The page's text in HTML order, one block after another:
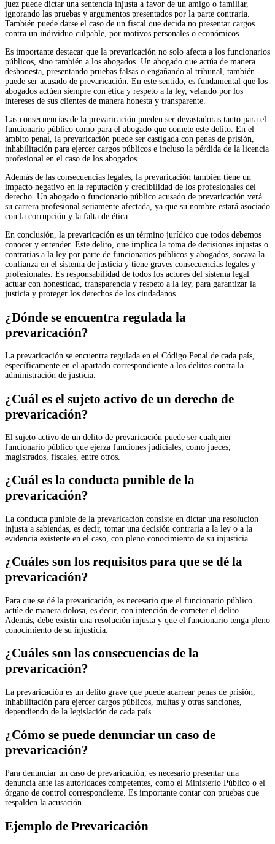
juez puede dictar una sentencia injusta a favor de un amigo o familiar,
ignorando las pruebas y argumentos presentados por la parte contraria.
También puede darse el caso de un fiscal que decida no presentar cargos
contra un individuo culpable, por motivos personales o económicos.
Es importante destacar que la prevaricación no solo afecta a los funcionarios
públicos, sino también a los abogados. Un abogado que actúa de manera
deshonesta, presentando pruebas falsas o engañando al tribunal, también
puede ser acusado de prevaricación. En este sentido, es fundamental que los
abogados actúen siempre con ética y respeto a la ley, velando por los
intereses de sus clientes de manera honesta y transparente.
Las consecuencias de la prevaricación pueden ser devastadoras tanto para el
funcionario público como para el abogado que comete este delito. En el
ámbito penal, la prevaricación puede ser castigada con penas de prisión,
inhabilitación para ejercer cargos públicos e incluso la pérdida de la licencia
profesional en el caso de los abogados.
Además de las consecuencias legales, la prevaricación también tiene un
impacto negativo en la reputación y credibilidad de los profesionales del
derecho. Un abogado o funcionario público acusado de prevaricación verá
su carrera profesional seriamente afectada, ya que su nombre estará asociado
con la corrupción y la falta de ética.
En conclusión, la prevaricación es un término jurídico que todos debemos
conocer y entender. Este delito, que implica la toma de decisiones injustas o
contrarias a la ley por parte de funcionarios públicos y abogados, socava la
confianza en el sistema de justicia y tiene graves consecuencias legales y
profesionales. Es responsabilidad de todos los actores del sistema legal
actuar con honestidad, transparencia y respeto a la ley, para garantizar la
justicia y proteger los derechos de los ciudadanos.
¿Dónde se encuentra regulada la
prevaricación?
La prevaricación se encuentra regulada en el Código Penal de cada país,
específicamente en el apartado correspondiente a los delitos contra la
administración de justicia.
¿Cuál es el sujeto activo de un derecho de
prevaricación?
El sujeto activo de un delito de prevaricación puede ser cualquier
funcionario público que ejerza funciones judiciales, como jueces,
magistrados, fiscales, entre otros.
¿Cuál es la conducta punible de la
prevaricación?
La conducta punible de la prevaricación consiste en dictar una resolución
injusta a sabiendas, es decir, tomar una decisión contraria a la ley o a la
evidencia existente en el caso, con pleno conocimiento de su injusticia.
¿Cuáles son los requisitos para que se dé la
prevaricación?
Para que se dé la prevaricación, es necesario que el funcionario público
actúe de manera dolosa, es decir, con intención de cometer el delito.
Además, debe existir una resolución injusta y que el funcionario tenga pleno
conocimiento de su injusticia.
¿Cuáles son las consecuencias de la
prevaricación?
La prevaricación es un delito grave que puede acarrear penas de prisión,
inhabilitación para ejercer cargos públicos, multas y otras sanciones,
dependiendo de la legislación de cada país.
¿Cómo se puede denunciar un caso de
prevaricación?
Para denunciar un caso de prevaricación, es necesario presentar una
denuncia ante las autoridades competentes, como el Ministerio Público o el
órgano de control correspondiente. Es importante contar con pruebas que
respalden la acusación.
Ejemplo de Prevaricación